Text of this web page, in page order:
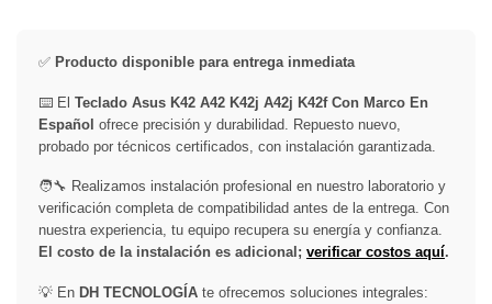
✅ Producto disponible para entrega inmediata
⌨️ El Teclado Asus K42 A42 K42j A42j K42f Con Marco En
Español ofrece precisión y durabilidad. Repuesto nuevo,
probado por técnicos certificados, con instalación garantizada.
🧑‍🔧 Realizamos instalación profesional en nuestro laboratorio y
verificación completa de compatibilidad antes de la entrega. Con
nuestra experiencia, tu equipo recupera su energía y confianza.
El costo de la instalación es adicional; verificar costos aquí.
💡 En DH TECNOLOGÍA te ofrecemos soluciones integrales: